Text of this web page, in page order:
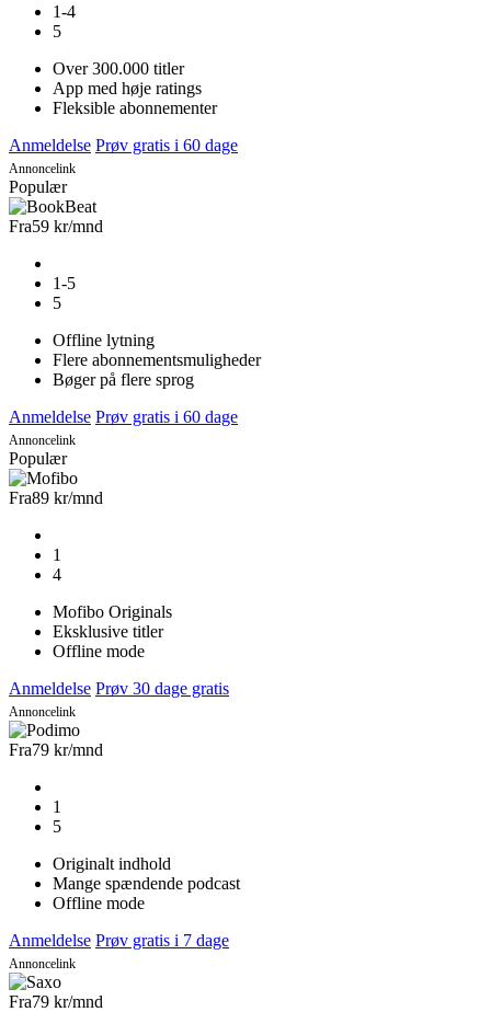
1-4
5
Over 300.000 titler
App med høje ratings
Fleksible abonnementer
Anmeldelse Prøv gratis i 60 dage
Annoncelink
Populær
Fra59 kr/mnd
1-5
5
Offline lytning
Flere abonnementsmuligheder
Bøger på flere sprog
Anmeldelse Prøv gratis i 60 dage
Annoncelink
Populær
Fra89 kr/mnd
1
4
Mofibo Originals
Eksklusive titler
Offline mode
Anmeldelse Prøv 30 dage gratis
Annoncelink
Fra79 kr/mnd
1
5
Originalt indhold
Mange spændende podcast
Offline mode
Anmeldelse Prøv gratis i 7 dage
Annoncelink
Fra79 kr/mnd